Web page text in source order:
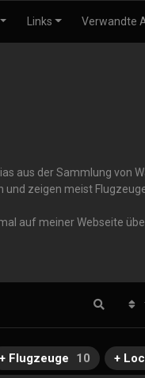
Links Verwandte
aus der Sammlung von
zeigen meist
auf meiner Webseite
+ Flugzeuge 10 +